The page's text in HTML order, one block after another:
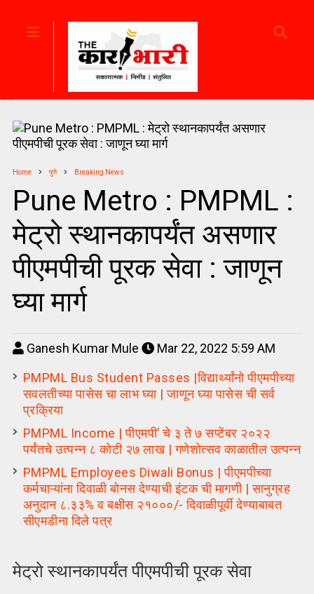
Home पुणे Breaking News
Pune Metro : PMPML :
मेट्रो स्थानकापर्यंत असणार
पीएमपीची पूरक सेवा : जाणून
घ्या मार्ग
Ganesh Kumar Mule
Mar 22, 2022 5:59 AM
PMPML Bus Student Passes |विद्यार्थ्यांनो पीएमपीच्या
सवलतीच्या पासेस चा लाभ घ्या | जाणून घ्या पासेस ची सर्व
प्रक्रिया
PMPML Income | पीएमपी’ चे ३ ते ७ सप्टेंबर २०२२
पर्यंतचे उत्पन्न ८ कोटी २७ लाख | गणेशोत्सव काळातील उत्पन्न
PMPML Employees Diwali Bonus | पीएमपीच्या
कर्मचाऱ्यांना दिवाळी बोनस देण्याची इंटक ची मागणी | सानुग्रह
अनुदान ८.३३% व बक्षीस २१०००/- दिवाळीपूर्वी देण्याबाबत
सीएमडीना दिले पत्र
मेट्रो स्थानकापर्यंत पीएमपीची पूरक सेवा